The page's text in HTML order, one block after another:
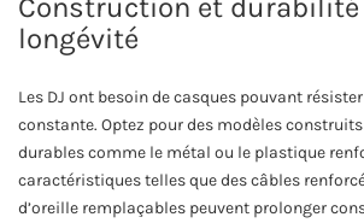
longévité
Les DJ ont besoin de casques pouvant
constante. Optez pour des modèles
durables comme le métal ou le plastique
caractéristiques telles que des câbles
d’oreille remplaçables peuvent prolonger